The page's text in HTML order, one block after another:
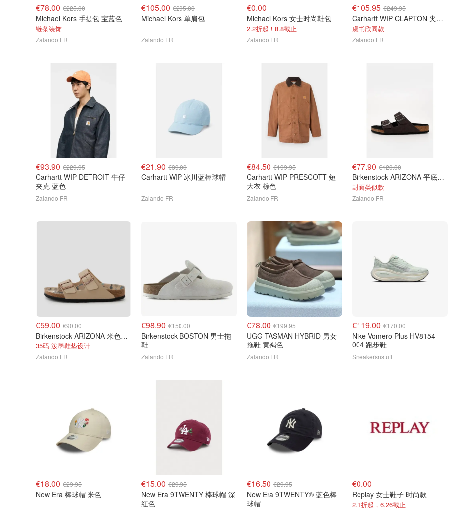
€78.00 €225.00
Michael Kors 手提包 宝蓝色
链条装饰
Zalando FR
€105.00 €295.00
Michael Kors 单肩包
Zalando FR
€0.00
Michael Kors 女士时尚鞋包
2.2折起！8.8截止
Zalando FR
€105.95 €249.95
Carhartt WIP CLAPTON 夹克 棕色
虞书欣同款
Zalando FR
€93.90 €229.95
Carhartt WIP DETROIT 牛仔
夹克 蓝色
Zalando FR
€21.90 €39.00
Carhartt WIP 冰川蓝棒球帽
Zalando FR
€84.50 €199.95
Carhartt WIP PRESCOTT 短
大衣 棕色
Zalando FR
€77.90 €120.00
Birkenstock ARIZONA 平底拖鞋
封面类似款
Zalando FR
€59.00 €90.00
Birkenstock ARIZONA 米色双带凉鞋
35码 泼墨鞋垫设计
Zalando FR
€98.90 €150.00
Birkenstock BOSTON 男士拖
鞋
Zalando FR
€78.00 €199.95
UGG TASMAN HYBRID 男女
拖鞋 黄褐色
Zalando FR
€119.00 €170.00
Nike Vomero Plus HV8154-
004 跑步鞋
Sneakersnstuff
€18.00 €29.95
New Era 棒球帽 米色
€15.00 €29.95
New Era 9TWENTY 棒球帽 深
红色
€16.50 €29.95
New Era 9TWENTY® 蓝色棒
球帽
€0.00
Replay 女士鞋子 时尚款
2.1折起，6.26截止